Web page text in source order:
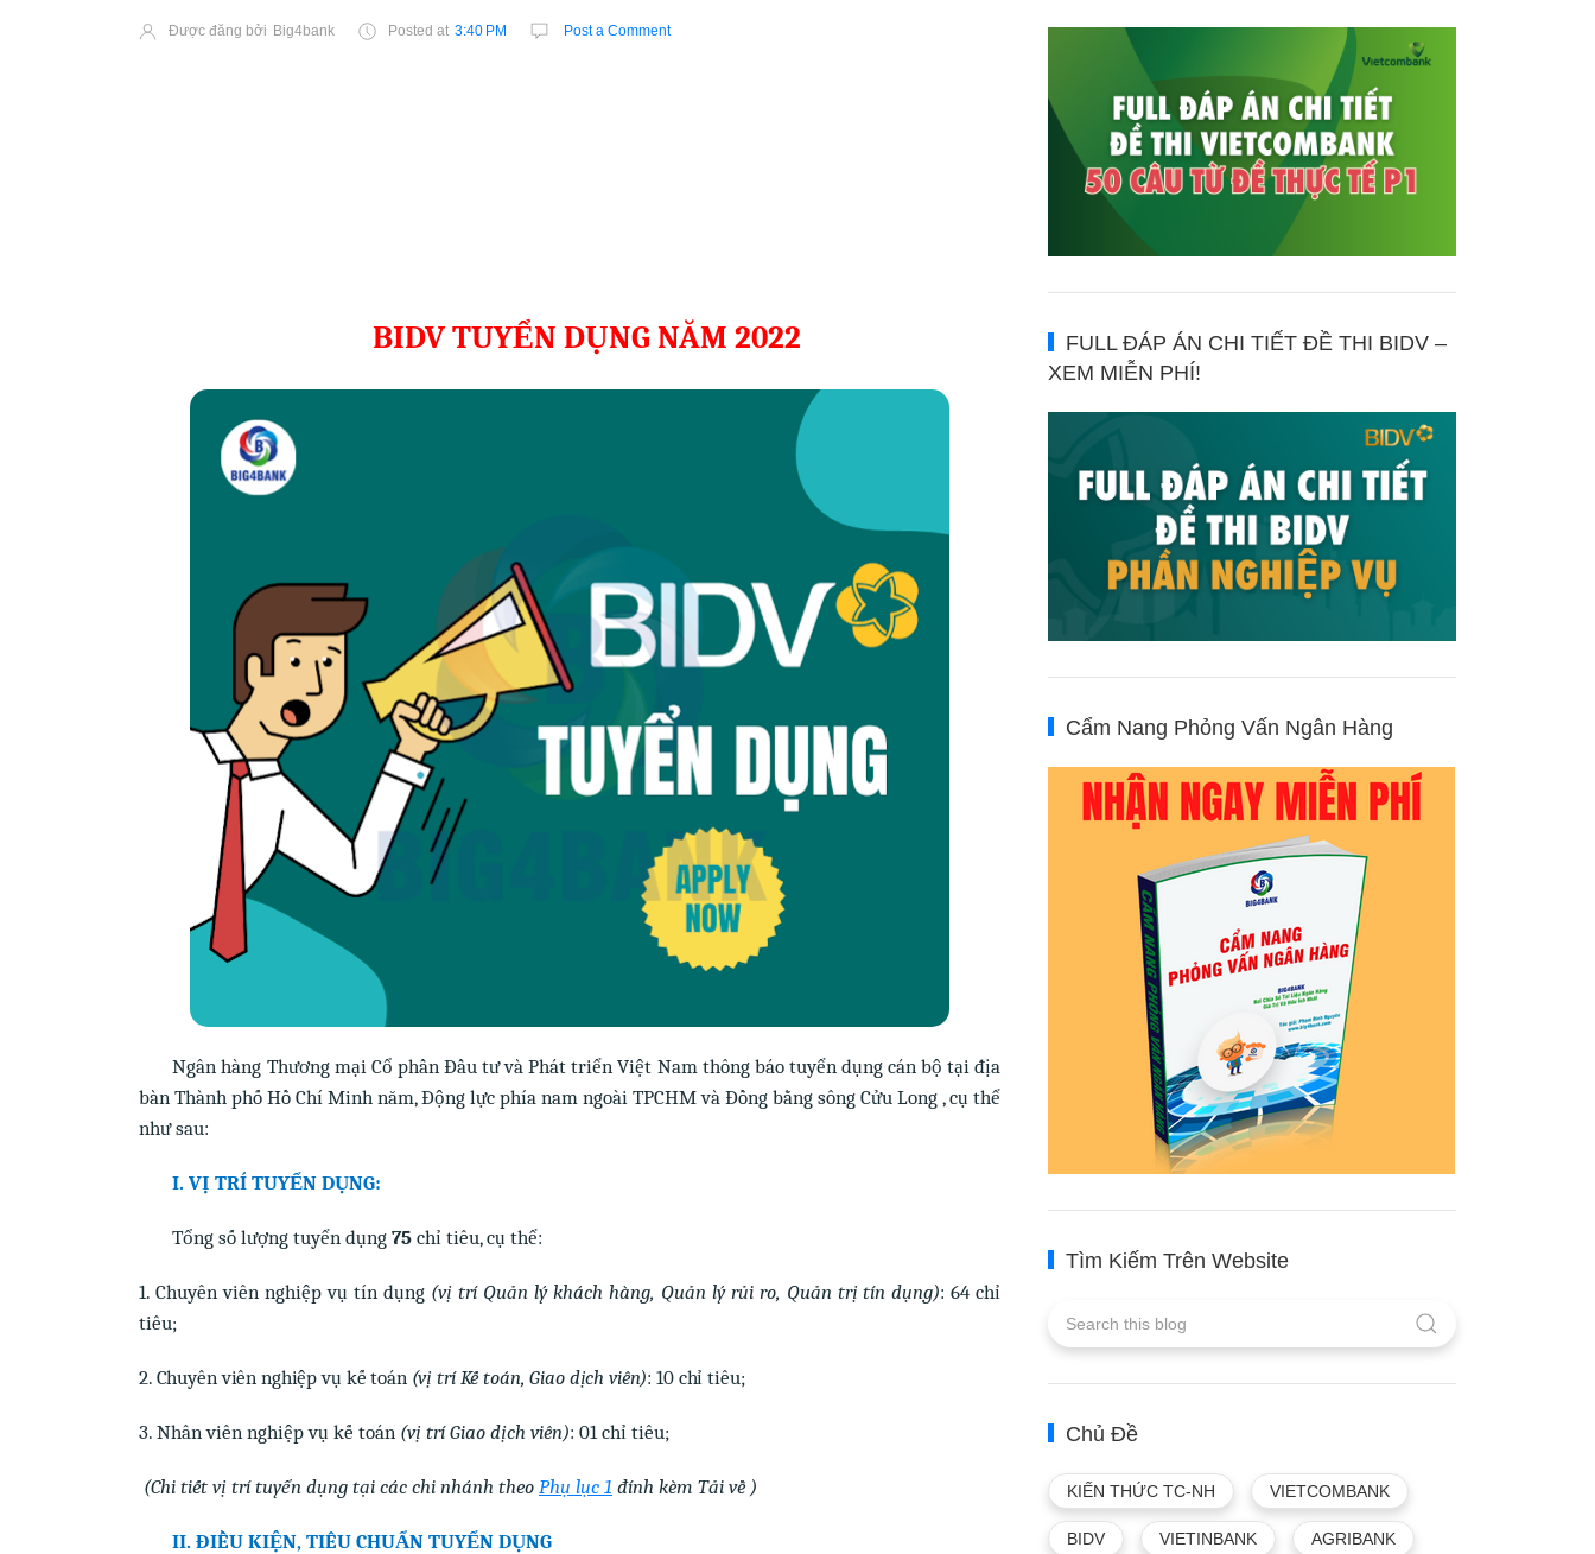
Được đăng bởi Big4bank Posted at 3:40 PM Post a Comment
BIDV TUYỂN DỤNG NĂM 2022
Ngân hàng Thương mại Cổ phần Đầu tư và Phát triển Việt Nam thông báo tuyển dụng cán bộ tại địa
bàn Thành phố Hồ Chí Minh năm, Động lực phía nam ngoài TPCHM và Đồng bằng sông Cửu Long , cụ thể
như sau:
I. VỊ TRÍ TUYỂN DỤNG:
Tổng số lượng tuyển dụng75 chỉ tiêu, cụ thể:
1. Chuyên viên nghiệp vụ tín dụng (vị trí Quản lý khách hàng, Quản lý rủi ro, Quản trị tín dụng): 64 chỉ
tiêu;
2. Chuyên viên nghiệp vụ kế toán (vị trí Kế toán, Giao dịch viên): 10 chỉ tiêu;
3. Nhân viên nghiệp vụ kế toán (vị trí Giao dịch viên): 01 chỉ tiêu;
(Chi tiết vị trí tuyển dụng tại các chi nhánh theo Phụ lục 1 đính kèm Tải về )
II. ĐIỀU KIỆN, TIÊU CHUẨN TUYỂN DỤNG
FULL ĐÁP ÁN CHI TIẾT ĐỀ THI BIDV –
XEM MIỄN PHÍ!
Cẩm Nang Phỏng Vấn Ngân Hàng
Tìm Kiếm Trên Website
Chủ Đề
KIẾN THỨC TC-NH VIETCOMBANK
BIDV VIETINBANK AGRIBANK